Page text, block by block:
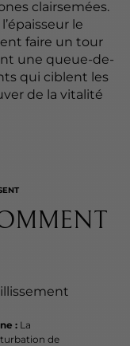
clairsemées.
le
faire un tour
une queue-de-
qui ciblent les
de la vitalité
: La
de